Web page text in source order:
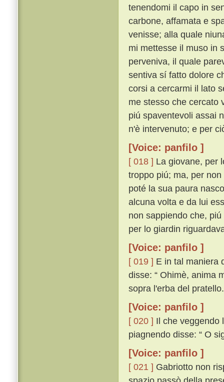
tenendomi il capo in
carbone, affamata e
venisse; alla quale
mi mettesse il muso in
perveniva, il quale
sentiva sí fatto dolore
corsi a cercarmi il lato
me stesso che cercato
piú spaventevoli assai
n'è intervenuto; e per
[Voice: panfilo ]
[ 018 ] La giovane, per
troppo piú; ma, per
poté la sua paura
alcuna volta e da lui
non sappiendo che,
per lo giardin
[Voice: panfilo ]
[ 019 ] E in tal maniera
disse: “ Ohimè, anima
sopra l'erba del pratello.
[Voice: panfilo ]
[ 020 ] Il che veggendo
piagnendo disse: “ O
[Voice: panfilo ]
[ 021 ] Gabriotto non